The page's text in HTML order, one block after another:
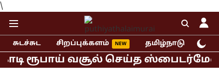
\
சுடச்சுட சிறப்புக்களம் தமிழ்நாடு
ரூபாய் வசூல் செய்த ஸ்பைடர்மேன்